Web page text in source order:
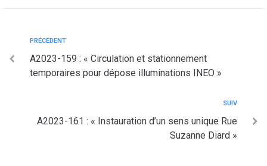
PRÉCÉDENT
A2023-159 : « Circulation et stationnement
temporaires pour dépose illuminations INEO »
SUIV
A2023-161 : « Instauration d’un sens unique Rue
Suzanne Diard »